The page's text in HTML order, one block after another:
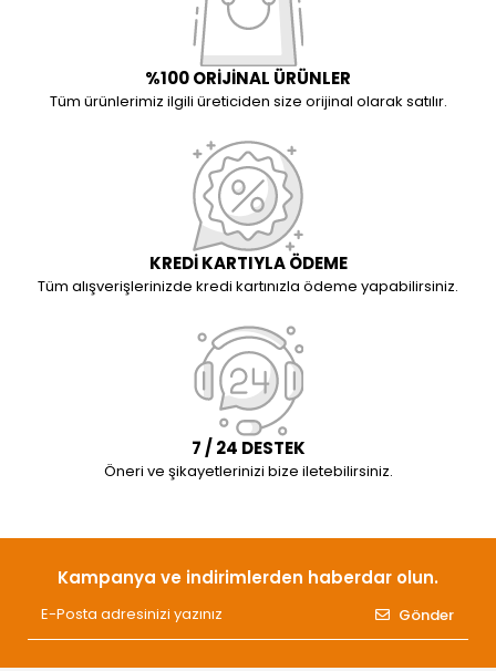
%100 ORİJİNAL ÜRÜNLER
Tüm ürünlerimiz ilgili üreticiden size orijinal olarak satılır.
KREDİ KARTIYLA ÖDEME
Tüm alışverişlerinizde kredi kartınızla ödeme yapabilirsiniz.
7 / 24 DESTEK
Öneri ve şikayetlerinizi bize iletebilirsiniz.
Kampanya ve indirimlerden haberdar olun.
Gönder